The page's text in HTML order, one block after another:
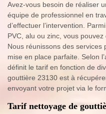
Avez-vous besoin de réaliser
équipe de professionnel en
d’effectuer l’intervention.
PVC, alu ou zinc, vous
Nous réunissons des services
mise en place parfaite. Selon
définit le tarif en fonction de
gouttière 23130 est à
envoyant votre projet via le
Tarif nettoyage de